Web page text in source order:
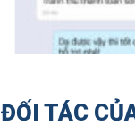
ĐỐI TÁC